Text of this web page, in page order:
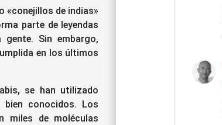
«conejillos de indias»
parte de leyendas
gente. Sin embargo,
en los últimos
se han utilizado
conocidos.
Los
miles de moléculas